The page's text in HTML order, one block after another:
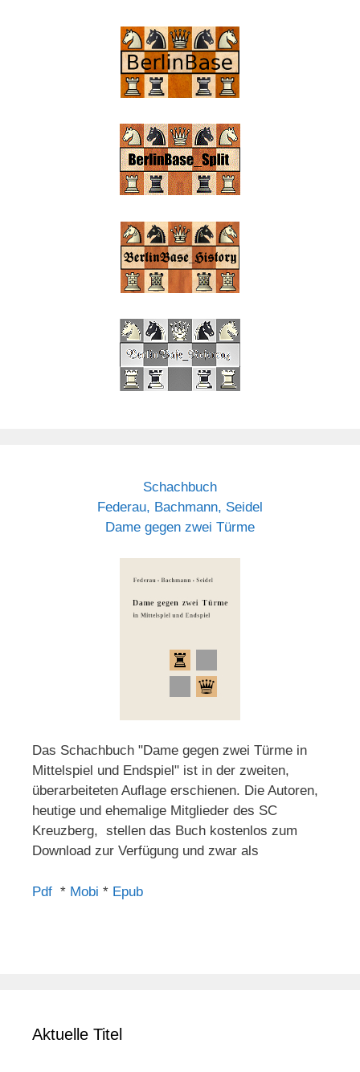
Schachbuch
Federau, Bachmann, Seidel
Dame gegen zwei Türme
Das Schachbuch "Dame gegen zwei Türme in
Mittelspiel und Endspiel" ist in der zweiten,
überarbeiteten Auflage erschienen. Die Autoren,
heutige und ehemalige Mitglieder des SC
Kreuzberg, stellen das Buch kostenlos zum
Download zur Verfügung und zwar als
Pdf * Mobi * Epub
Aktuelle Titel